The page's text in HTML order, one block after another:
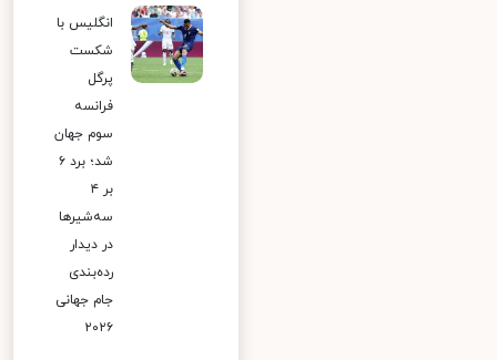
انگلیس با
شکست
پرگل
فرانسه
سوم جهان
شد؛ برد ۶
بر ۴
سه‌شیرها
در دیدار
رده‌بندی
جام جهانی
۲۰۲۶